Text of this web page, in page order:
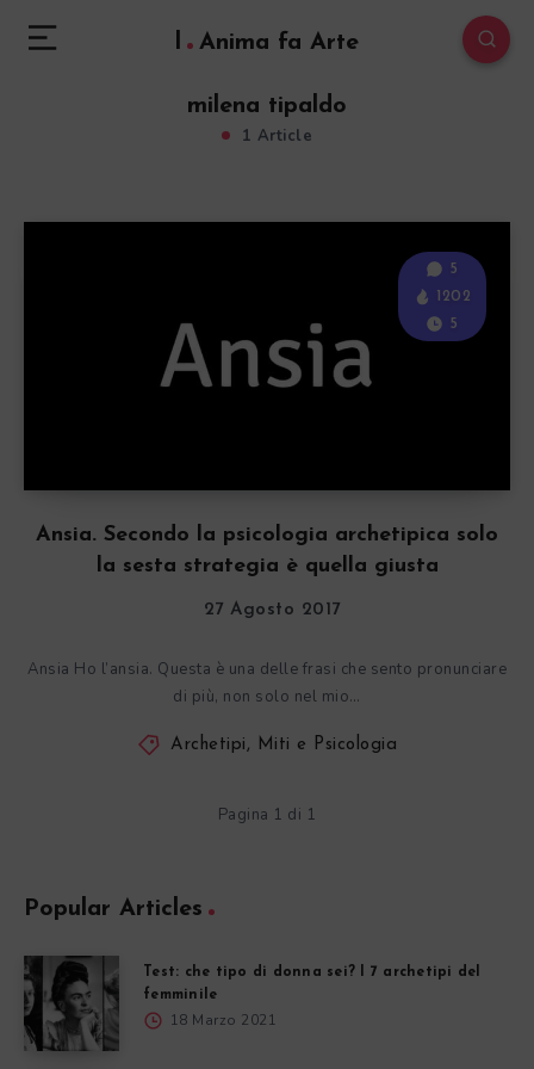
l Anima fa Arte
milena tipaldo
1 Article
Ansia. Secondo la psicologia archetipica solo
la sesta strategia è quella giusta
5
1202
5
27 Agosto 2017
Ansia Ho l’ansia. Questa è una delle frasi che sento pronunciare
di più, non solo nel mio…
Archetipi, Miti e Psicologia
Pagina 1 di 1
Popular Articles
Test: che tipo di donna sei? I 7 archetipi del
femminile
18 Marzo 2021